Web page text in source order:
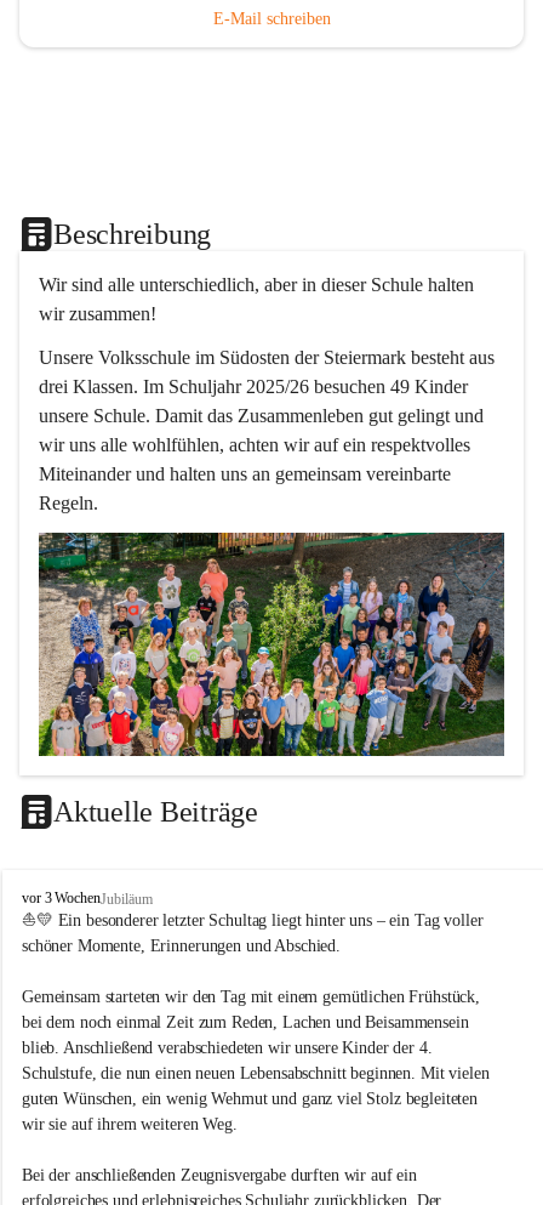
E-Mail schreiben
Beschreibung
Wir sind alle unterschiedlich, aber in dieser Schule halten
wir zusammen!
Unsere Volksschule im Südosten der Steiermark besteht aus
drei Klassen. Im Schuljahr 2025/26 besuchen 49 Kinder
unsere Schule. Damit das Zusammenleben gut gelingt und
wir uns alle wohlfühlen, achten wir auf ein respektvolles
Miteinander und halten uns an gemeinsam vereinbarte
Regeln.
Unterrichtsqualität
Es ist uns wichtig …
durch das Angebot verschiedener Unterrichtsformen
ein motiviertes Lernklima zu schaffen.
Grundtechniken zu vermitteln und zu üben.
die Selbsttätigkeit der SchülerInnen zu fördern.
dass die SchülerInnen ihre Stärken erkennen und ihre
durch ein Angebot verschiedener Lern-, Spiel- und
Erholungsbereiche die individuellen Bedürfnisse und
Aktuelle Beiträge
V
o
l
s
s
c
h
u
l
e
t
vor 3 WochenJubiläum
⛵💛 Ein besonderer letzter Schultag liegt hinter uns – ein Tag voller
schöner Momente, Erinnerungen und Abschied.
Gemeinsam starteten wir den Tag mit einem gemütlichen Frühstück,
bei dem noch einmal Zeit zum Reden, Lachen und Beisammensein
blieb. Anschließend verabschiedeten wir unsere Kinder der 4.
Schulstufe, die nun einen neuen Lebensabschnitt beginnen. Mit vielen
guten Wünschen, ein wenig Wehmut und ganz viel Stolz begleiteten
wir sie auf ihrem weiteren Weg.
Bei der anschließenden Zeugnisvergabe durften wir auf ein
erfolgreiches und erlebnisreiches Schuljahr zurückblicken. Der